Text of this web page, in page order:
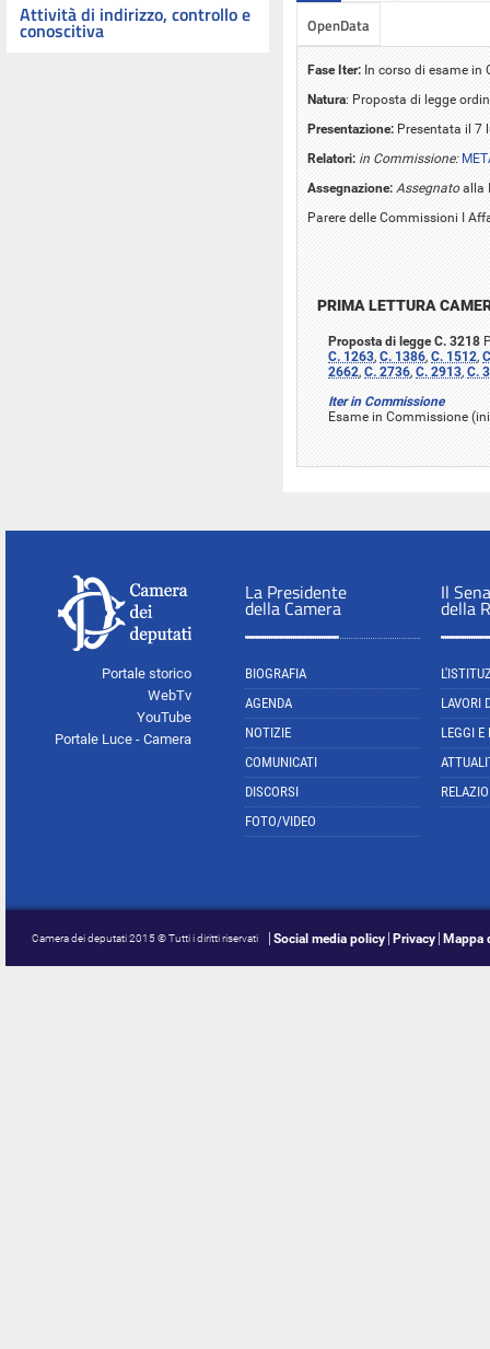
Attività di indirizzo, controllo e
conoscitiva
OpenData
Fase Iter: In corso di esame in
Natura: Proposta di legge
Presentazione: Presentata il 7
Relatori: in Commissione:
Assegnazione: Assegnatoalla
Parere delle Commissioni I
PRIMA LETTURA
Proposta di legge C. 3218
C. 1263, C. 1386, C. 1512,
2662, C. 2736, C. 2913, C.
Iter in Commissione
Esame in Commissione
Portale storico
WebTv
YouTube
Portale Luce - Camera
La Presidente
della Camera
BIOGRAFIA
AGENDA
NOTIZIE
COMUNICATI
DISCORSI
FOTO/VIDEO
Il
della
LAVORI
LEGGI E
Camera dei deputati 2015 © Tutti i diritti riservati Social media policy Privacy Mappa